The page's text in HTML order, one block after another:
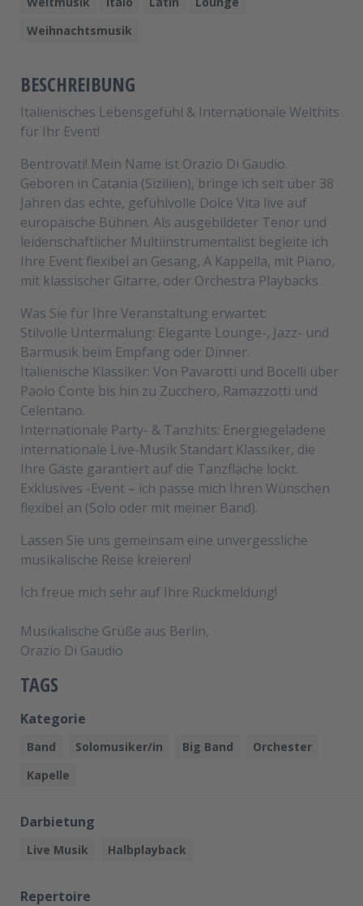
Weihnachtsmusik
BESCHREIBUNG
Italienisches Lebensgefühl & Internationale Welthits
für Ihr Event!
Bentrovati! Mein Name ist Orazio Di Gaudio.
Geboren in Catania (Sizilien), bringe ich seit über 38
Jahren das echte, gefühlvolle Dolce Vita live auf
europäische Bühnen. Als ausgebildeter Tenor und
leidenschaftlicher Multiinstrumentalist begleite ich
Ihre Event flexibel an Gesang, A Kappella, mit Piano,
mit klassischer Gitarre, oder Orchestra Playbacks.
Was Sie für Ihre Veranstaltung erwartet:
Stilvolle Untermalung: Elegante Lounge-, Jazz- und
Barmusik beim Empfang oder Dinner.
Italienische Klassiker: Von Pavarotti und Bocelli über
Paolo Conte bis hin zu Zucchero, Ramazzotti und
Celentano.
Internationale Party- & Tanzhits: Energiegeladene
internationale Live-Musik Standart Klassiker, die
Ihre Gäste garantiert auf die Tanzfläche lockt.
Exklusives -Event – ich passe mich Ihren Wünschen
flexibel an (Solo oder mit meiner Band).
Lassen Sie uns gemeinsam eine unvergessliche
musikalische Reise kreieren!
Ich freue mich sehr auf Ihre Rückmeldung!
Musikalische Grüße aus Berlin,
Orazio Di Gaudio
TAGS
Kategorie
Band Solomusiker/in Big Band
Orchester
Kapelle
Darbietung
Live Musik Halbplayback
Repertoire